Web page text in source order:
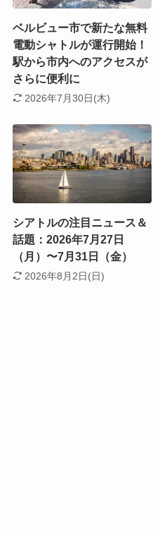
ベルビュー市で新たな無料
電動シャトルが運行開始！
駅から市内へのアクセスが
さらに便利に
2026年7月30日(木)
シアトルの注目ニュース＆
話題：2026年7月27日
（月）〜7月31日（金）
2026年8月2日(日)